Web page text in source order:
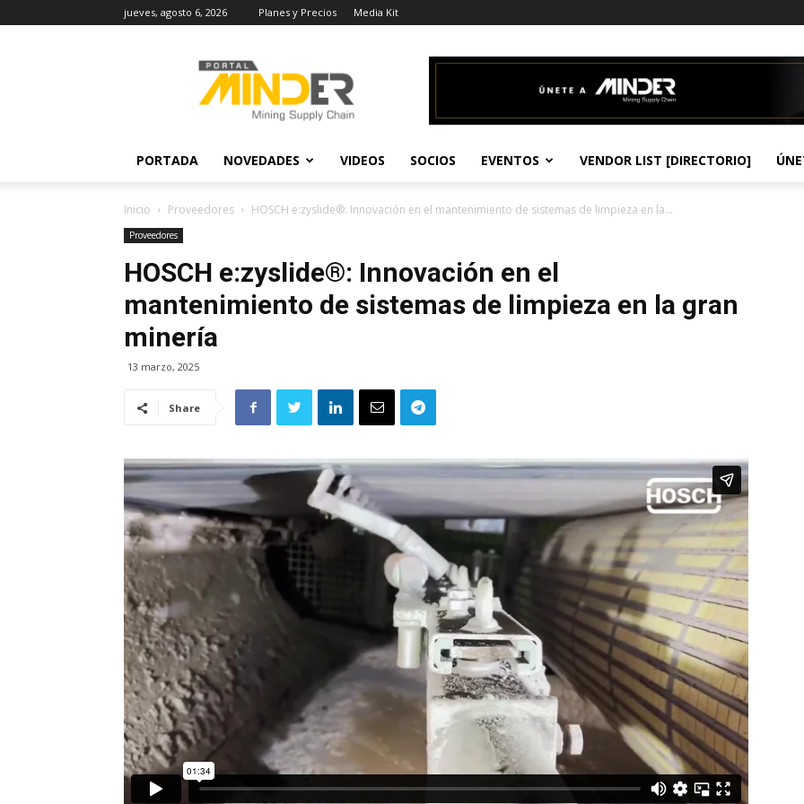
jueves, agosto 6, 2026 Planes y Precios Media Kit
Actualidad
Minera
PORTADA NOVEDADES VIDEOS SOCIOS EVENTOS VENDOR LIST [DIRECTORIO]
Inicio Proveedores HOSCH e:zyslide®: Innovación en el mantenimiento de sistemas de limpieza en la...
Proveedores
HOSCH e:zyslide®: Innovación en el
mantenimiento de sistemas de limpieza en la gran
minería
13 marzo, 2025
Share